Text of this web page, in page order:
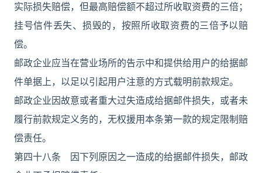
实际损失赔偿，但最高赔偿额不超过所收取资费的三倍；
挂号信件丢失、损毁的，按照所收取资费的三倍予以赔
偿。
邮政企业应当在营业场所的告示中和提供给用户的给据邮
件单据上，以足以引起用户注意的方式载明前款规定。
邮政企业因故意或者重大过失造成给据邮件损失，或者未
履行前款规定义务的，无权援用本条第一款的规定限制赔
偿责任。
第四十八条 因下列原因之一造成的给据邮件损失，邮政